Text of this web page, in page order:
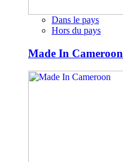
Dans le pays
Hors du pays
Made In Cameroon